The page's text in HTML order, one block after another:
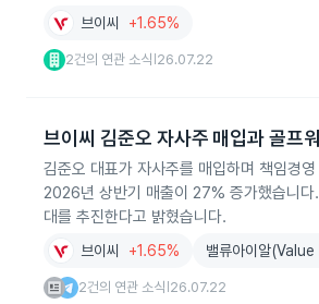
브이씨 +1.65%
2건의 연관 소식 26.07.22
브이씨 김준오 자사주 매입과 골프
김준오 대표가 자사주를 매입하며 책임경
2026년 상반기 매출이 27% 증가했습니
대를 추진한다고 밝혔습니다.
브이씨 +1.65% 밸류아이알(Value
2건의 연관 소식 26.07.22